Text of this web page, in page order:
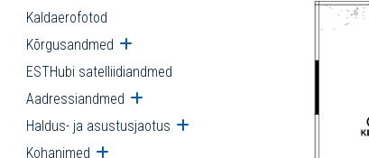
Kaldaerofotod
Kõrgusandmed Ava alammenüü
ESTHubi satelliidiandmed
Aadressiandmed Ava alammenüü
Haldus- ja asustusjaotus Ava alammenüü
Kohanimed Ava alammenüü